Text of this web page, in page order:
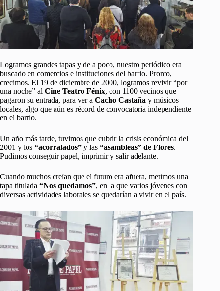
Logramos grandes tapas y de a poco, nuestro periódico era
buscado en comercios e instituciones del barrio. Pronto,
crecimos. El 19 de diciembre de 2000, logramos revivir “por
una noche” al Cine Teatro Fénix, con 1100 vecinos que
pagaron su entrada, para ver a Cacho Castaña y músicos
locales, algo que aún es récord de convocatoria independiente
en el barrio.
Un año más tarde, tuvimos que cubrir la crisis económica del
2001 y los “acorralados” y las “asambleas” de Flores.
Pudimos conseguir papel, imprimir y salir adelante.
Cuando muchos creían que el futuro era afuera, metimos una
tapa titulada “Nos quedamos”, en la que varios jóvenes con
diversas actividades laborales se quedarían a vivir en el país.